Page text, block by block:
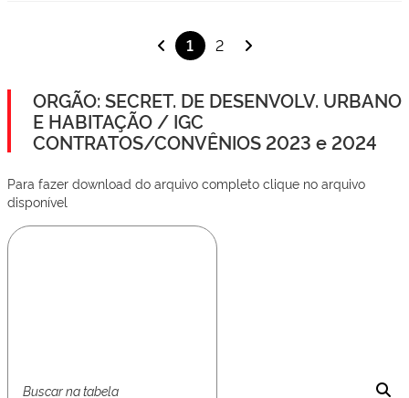
1 2
ORGÃO: SECRET. DE DESENVOLV. URBANO
E HABITAÇÃO / IGC
CONTRATOS/CONVÊNIOS 2023 e 2024
Para fazer download do arquivo completo clique no arquivo
disponível